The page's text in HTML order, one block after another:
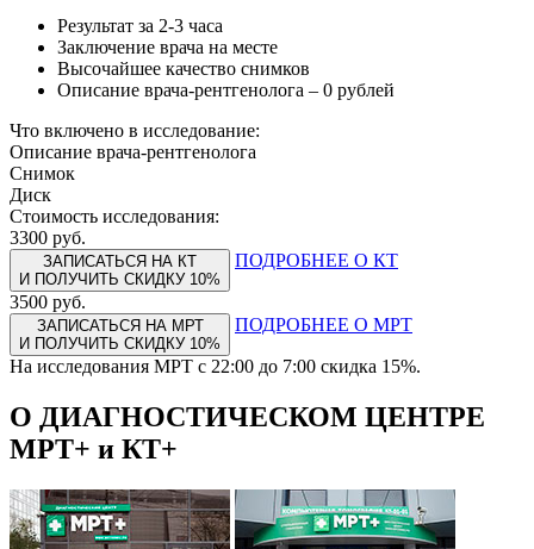
Результат за 2-3 часа
Заключение врача на месте
Высочайшее качество снимков
Описание врача-рентгенолога – 0 рублей
Что включено в исследование:
Описание врача-рентгенолога
Снимок
Диск
Стоимость исследования:
3300 руб.
ЗАПИСАТЬСЯ НА КТ
И ПОЛУЧИТЬ СКИДКУ 10%
ПОДРОБНЕЕ О КТ
3500 руб.
ЗАПИСАТЬСЯ НА МРТ
И ПОЛУЧИТЬ СКИДКУ 10%
ПОДРОБНЕЕ О МРТ
На исследования МРТ с 22:00 до 7:00 скидка 15%.
О ДИАГНОСТИЧЕСКОМ ЦЕНТРЕ
МРТ+ и КТ+